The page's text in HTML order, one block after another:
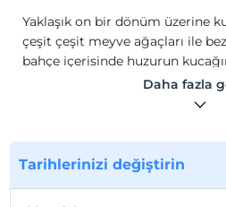
Yaklaşık on bir dönüm üzerine
çeşit çeşit meyve ağaçları ile
bahçe içerisinde huzurun
kendinizi. Göreme Mayaoğlu
nadide odalarında farklı bir
Otelimiz çok büyük doğal alanı
manzarası ile size hem naturel
Daha fazla
Tarihlerinizi değiştirin